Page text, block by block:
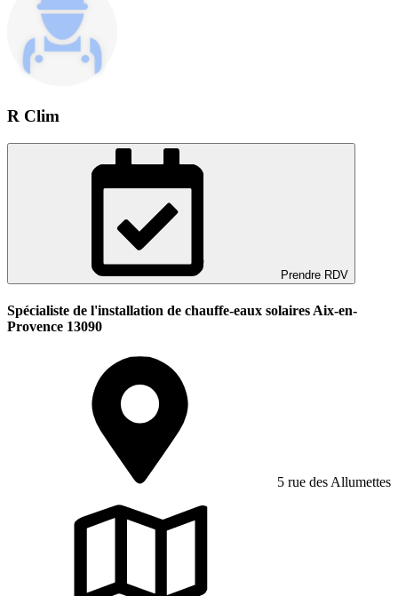
R Clim
Prendre RDV
Spécialiste de l'installation de chauffe-eaux solaires Aix-en-
Provence 13090
5 rue des Allumettes